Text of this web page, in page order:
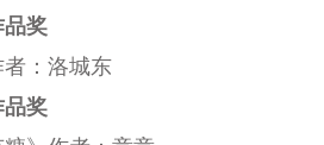
品奖
：洛城东
品奖